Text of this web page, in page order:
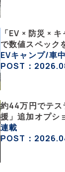
「EV × 防災 ×
で数値スペック
イフの豊かさを
SUMMER
EVキャンプ/車
POST：
約44万円でテス
援」追加オプ
果たして価格以
たのか？【テス
連載
POST：